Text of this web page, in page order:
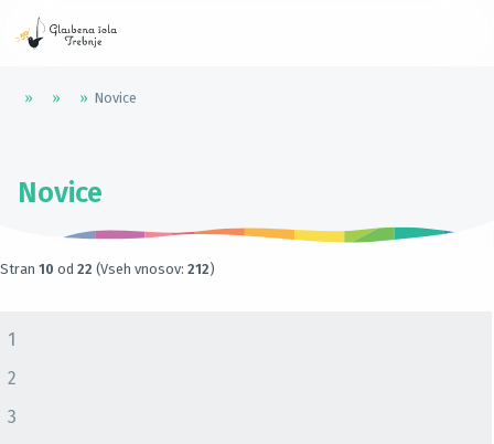
» » » Novice
Novice
Stran 10 od 22 (Vseh vnosov: 212)
1
2
3